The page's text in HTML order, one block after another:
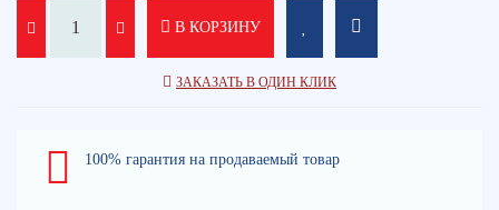
В КОРЗИНУ
ЗАКАЗАТЬ В ОДИН КЛИК
100% гарантия на продаваемый товар